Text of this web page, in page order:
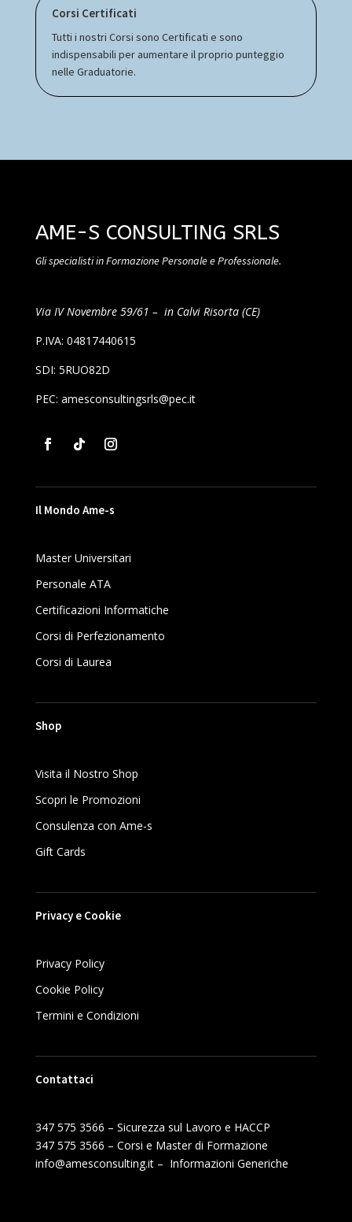
Corsi Certificati
Tutti i nostri Corsi sono Certificati e sono
indispensabili per aumentare il proprio punteggio
nelle Graduatorie.
AME-S CONSULTING SRLS
Gli specialisti in Formazione Personale e Professionale.
Via IV Novembre 59/61 – in Calvi Risorta (CE)
P.IVA: 04817440615
SDI: 5RUO82D
PEC: amesconsultingsrls@pec.it
Il Mondo Ame-s
Master Universitari
Personale ATA
Certificazioni Informatiche
Corsi di Perfezionamento
Corsi di Laurea
Shop
Visita il Nostro Shop
Scopri le Promozioni
Consulenza con Ame-s
Gift Cards
Privacy e Cookie
Privacy Policy
Cookie Policy
Termini e Condizioni
Contattaci
347 575 3566 – Sicurezza sul Lavoro e HACCP
347 575 3566 – Corsi e Master di Formazione
info@amesconsulting.it – Informazioni Generiche